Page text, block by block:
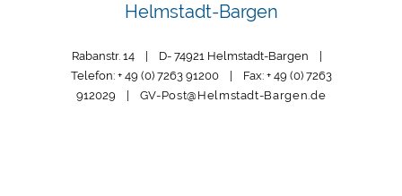
Helmstadt-Bargen
Rabanstr. 14 | D- 74921 Helmstadt-Bargen |
Telefon: + 49 (0) 7263 91200 | Fax: + 49 (0) 7263
912029 | GV-Post@Helmstadt-Bargen.de